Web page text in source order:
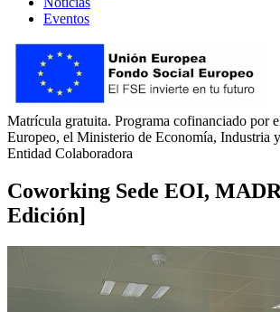
Eventos
Matrícula gratuita. Programa cofinanciado por
Europeo, el Ministerio de Economía, Industria
Entidad Colaboradora
Coworking Sede EOI,
Edición]